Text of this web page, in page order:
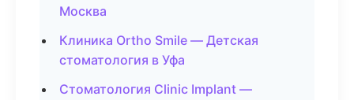
Москва
Клиника Ortho Smile — Детская
стоматология в Уфа
Стоматология Clinic Implant —